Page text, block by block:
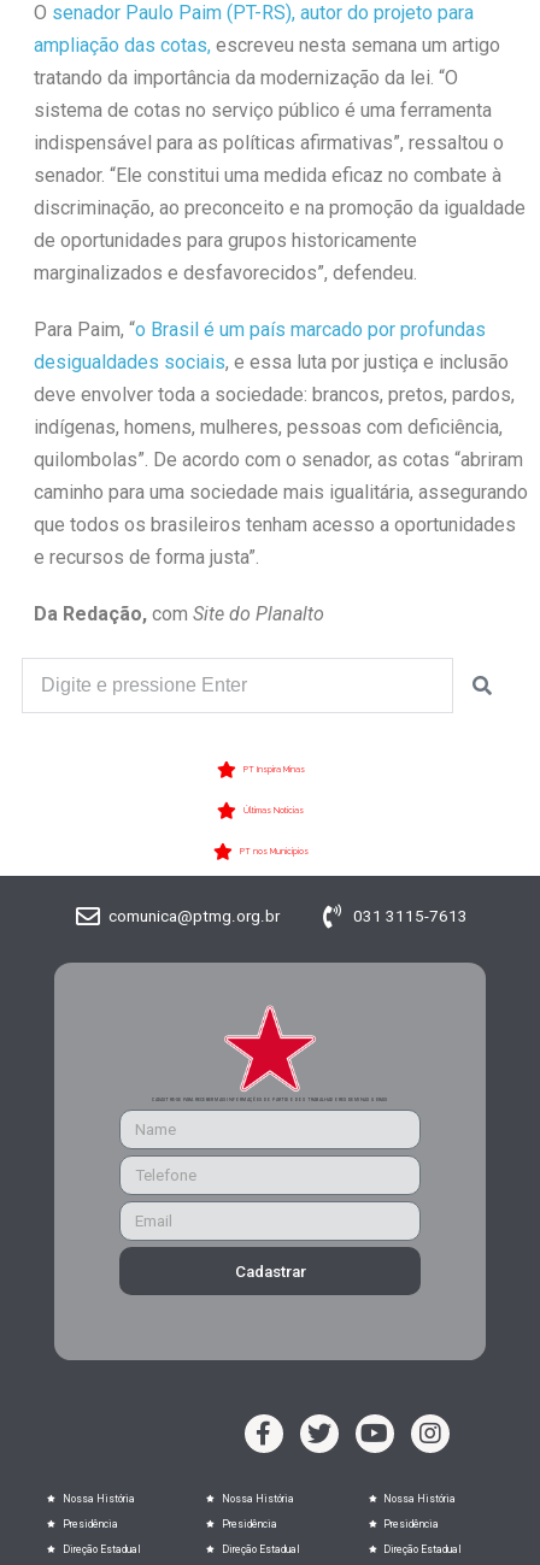
O senador Paulo Paim (PT-RS), autor do projeto para
ampliação das cotas,escreveu nesta semana um artigo
tratando da importância da modernização da lei. “O
sistema de cotas no serviço público é uma ferramenta
indispensável para as políticas afirmativas”, ressaltou o
senador. “Ele constitui uma medida eficaz no combate à
discriminação, ao preconceito e na promoção da igualdade
de oportunidades para grupos historicamente
marginalizados e desfavorecidos”, defendeu.
Para Paim, “o Brasil é um país marcado por profundas
desigualdades sociais, e essa luta por justiça e inclusão
deve envolver toda a sociedade: brancos, pretos, pardos,
indígenas, homens, mulheres, pessoas com deficiência,
quilombolas”. De acordo com o senador, as cotas “abriram
caminho para uma sociedade mais igualitária, assegurando
que todos os brasileiros tenham acesso a oportunidades
e recursos de forma justa”.
Da Redação,com Site do Planalto
PT Inspira Minas
Últimas Notícias
PT nos Municípios
comunica@ptmg.org.br 031 3115-7613
CADASTRE-SE PARA RECEBER MAIS INFORMAÇÕES DO PARTIDO DOS TRABALHADORES DE MINAS GERAIS
Cadastrar
Nossa História
Presidência
Direção Estadual
Nossa História
Presidência
Direção Estadual
Nossa História
Presidência
Direção Estadual